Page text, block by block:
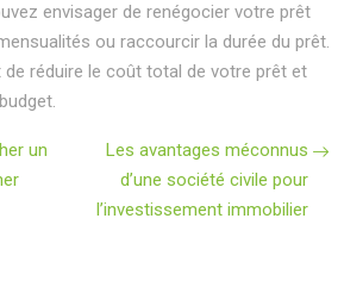
envisager de renégocier votre prêt
ou raccourcir la durée du prêt.
de réduire le coût total de votre prêt et
un
Les avantages méconnus
d’une société civile pour
l’investissement immobilier